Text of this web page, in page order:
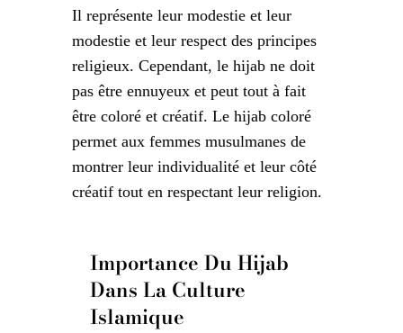
Il représente leur modestie et leur
modestie et leur respect des principes
religieux. Cependant, le hijab ne doit
pas être ennuyeux et peut tout à fait
être coloré et créatif. Le hijab coloré
permet aux femmes musulmanes de
montrer leur individualité et leur côté
créatif tout en respectant leur religion.
Importance Du Hijab
Dans La Culture
Islamique